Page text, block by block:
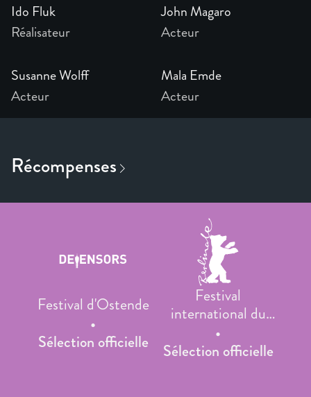
Ido Fluk
Réalisateur
John Magaro
Acteur
Susanne Wolff
Acteur
Mala Emde
Acteur
Festival d'Ostende
Sélection officielle
Festival
international du
film de Berlin
Sélection officielle